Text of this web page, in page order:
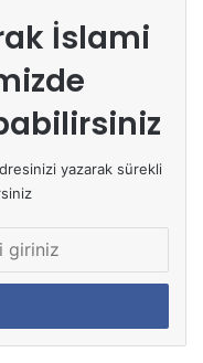
İslami
yazarak sürekli